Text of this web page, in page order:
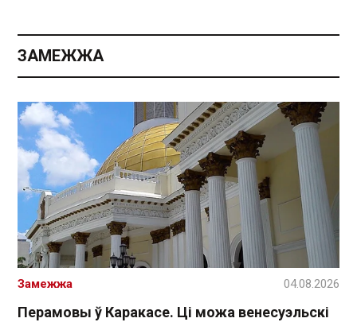
ЗАМЕЖЖА
Перамовы ў Каракасе. Ці можа венесуэльскі
Замежжа 04.08.2026